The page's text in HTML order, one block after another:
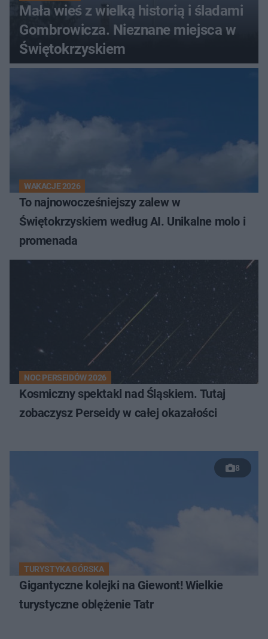
Mała wieś z wielką historią i śladami
Gombrowicza. Nieznane miejsca w
Świętokrzyskiem
WAKACJE 2026
To najnowocześniejszy zalew w
Świętokrzyskiem według AI. Unikalne molo i
promenada
NOC PERSEIDÓW 2026
Kosmiczny spektakl nad Śląskiem. Tutaj
zobaczysz Perseidy w całej okazałości
8
TURYSTYKA GÓRSKA
Gigantyczne kolejki na Giewont! Wielkie
turystyczne oblężenie Tatr